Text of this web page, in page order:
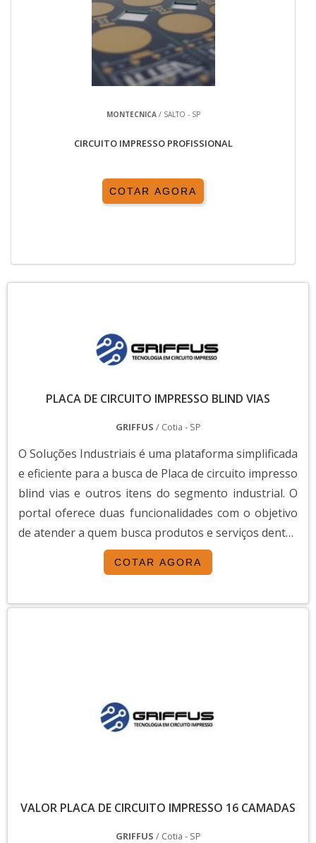
MONTECNICA/ SALTO - SP
CIRCUITO IMPRESSO PROFISSIONAL
COTAR AGORA
PLACA DE CIRCUITO IMPRESSO BLIND VIAS
GRIFFUS / Cotia - SP
O Soluções Industriais é uma plataforma simplificada
e eficiente para a busca de Placa de circuito impresso
blind vias e outros itens do segmento industrial. O
portal oferece duas funcionalidades com o objetivo
de atender a quem busca produtos e serviços dentro
do segmento industrial ou empresas com interesse
na divulgação de seus produtos e serviços de forma
variedade de materiais como...
COTAR AGORA
VALOR PLACA DE CIRCUITO IMPRESSO 16 CAMADAS
GRIFFUS / Cotia - SP